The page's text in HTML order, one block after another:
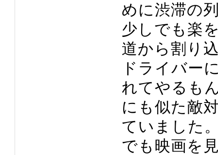
めに渋滞の
少しでも楽
道から割り
ドライバー
れてやるも
にも似た敵
ていました
でも映画を